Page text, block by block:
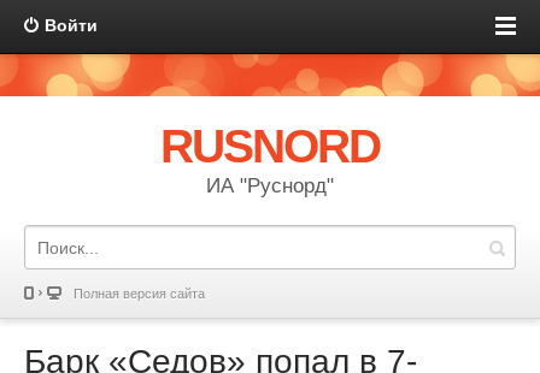
Войти
RUSNORD
ИА "Руснорд"
Полная версия сайта
Барк «Седов» попал в 7-